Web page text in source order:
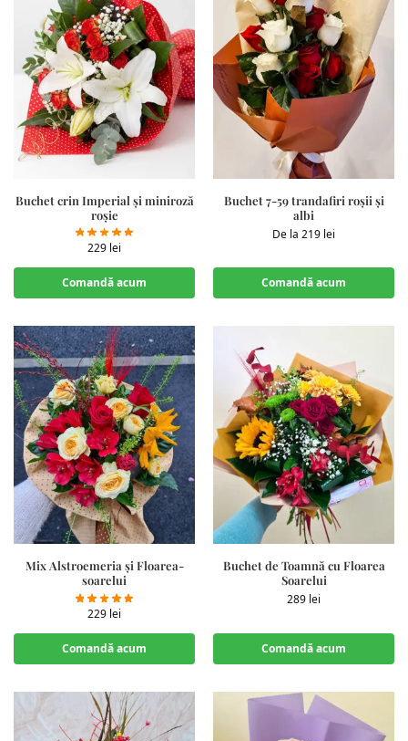
Buchet crin Imperial și miniroză
roșie
229 lei
Comandă acum
Buchet 7-59 trandafiri roșii și
albi
De la 219 lei
Comandă acum
Mix Alstroemeria și Floarea-
soarelui
229 lei
Comandă acum
Buchet de Toamnă cu Floarea
Soarelui
289 lei
Comandă acum